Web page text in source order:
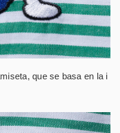
que se basa en la i